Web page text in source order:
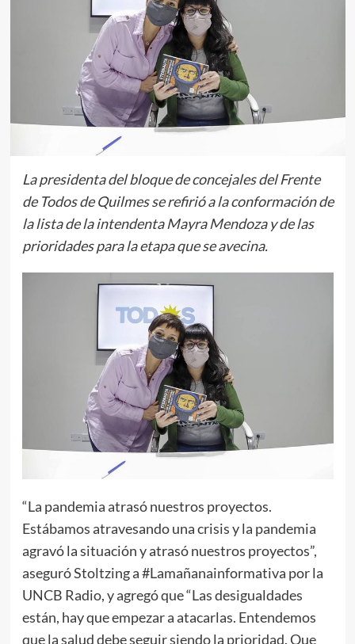
La presidenta del bloque de concejales del Frente
de Todos de Quilmes se refirió a la conformación de
la lista de la intendenta Mayra Mendoza y de las
prioridades para la etapa que se avecina.
“La pandemia atrasó nuestros proyectos.
Estábamos atravesando una crisis y la pandemia
agravó la situación y atrasó nuestros proyectos”,
aseguró Stoltzing a #Lamañanainformativa por la
UNCB Radio, y agregó que “Las desigualdades
están, hay que empezar a atacarlas. Entendemos
que la salud debe seguir siendo la prioridad. Que